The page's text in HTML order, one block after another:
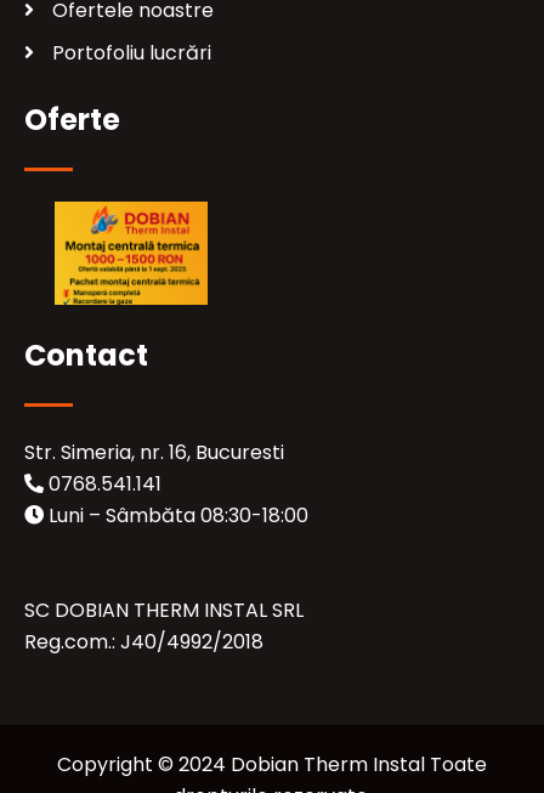
Ofertele noastre
Portofoliu lucrări
Oferte
Contact
Str. Simeria, nr. 16, Bucuresti
0768.541.141
Luni – Sâmbăta 08:30-18:00
SC DOBIAN THERM INSTAL SRL
Reg.com.: J40/4992/2018
Copyright © 2024 Dobian Therm Instal Toate